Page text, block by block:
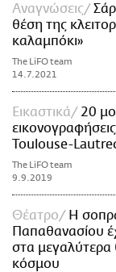
Aναγνώσεις
θέση της
καλαμπόκι»
The LiFO team
14.7.2021
Εικαστικά
20
Toulouse-
The LiFO team
9.9.2019
Θέατρο
H
Παπαθανασίου
στα μεγαλύτερα
κόσμου